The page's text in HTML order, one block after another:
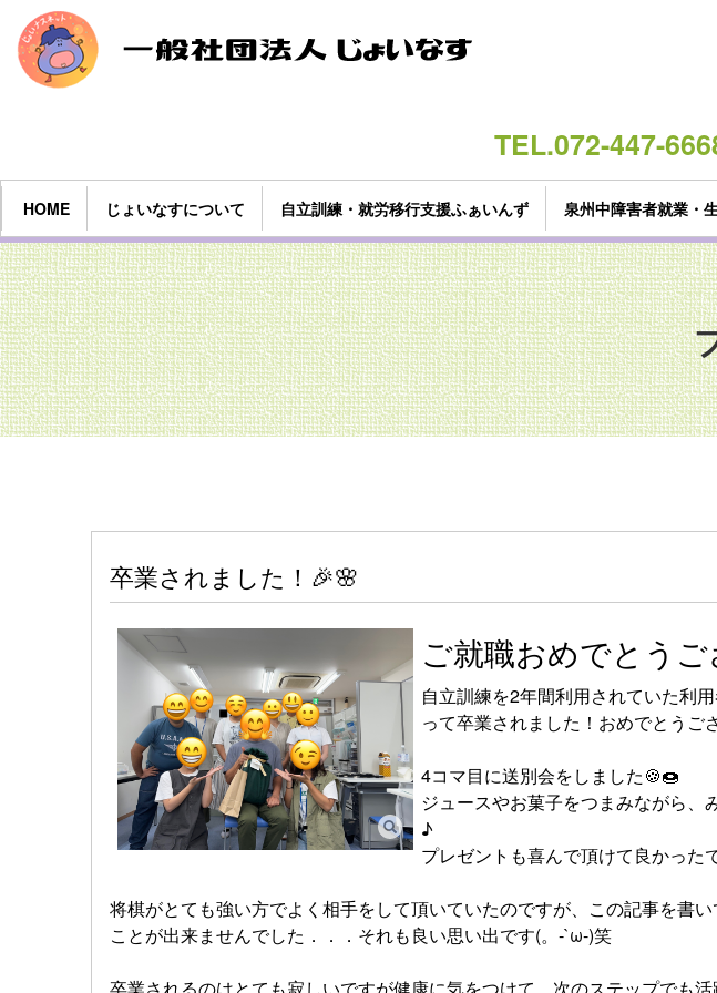
TEL.072-447-
HOME じょいなすについて 自立訓練・就労移行支援ふぁいんず 泉州中障害者就業・
卒業されました！🎉🌸
ご就職おめでとう
自立訓練を2年間利用されていた利
って卒業されました！おめでとうご
4コマ目に送別会をしました🍪🍩
ジュースやお菓子をつまみながら、
♪
プレゼントも喜んで頂けて良かった
将棋がとても強い方でよく相手をして頂いていたのですが、この記事を書
ことが出来ませんでした．．．それも良い思い出です(。-`ω-)笑